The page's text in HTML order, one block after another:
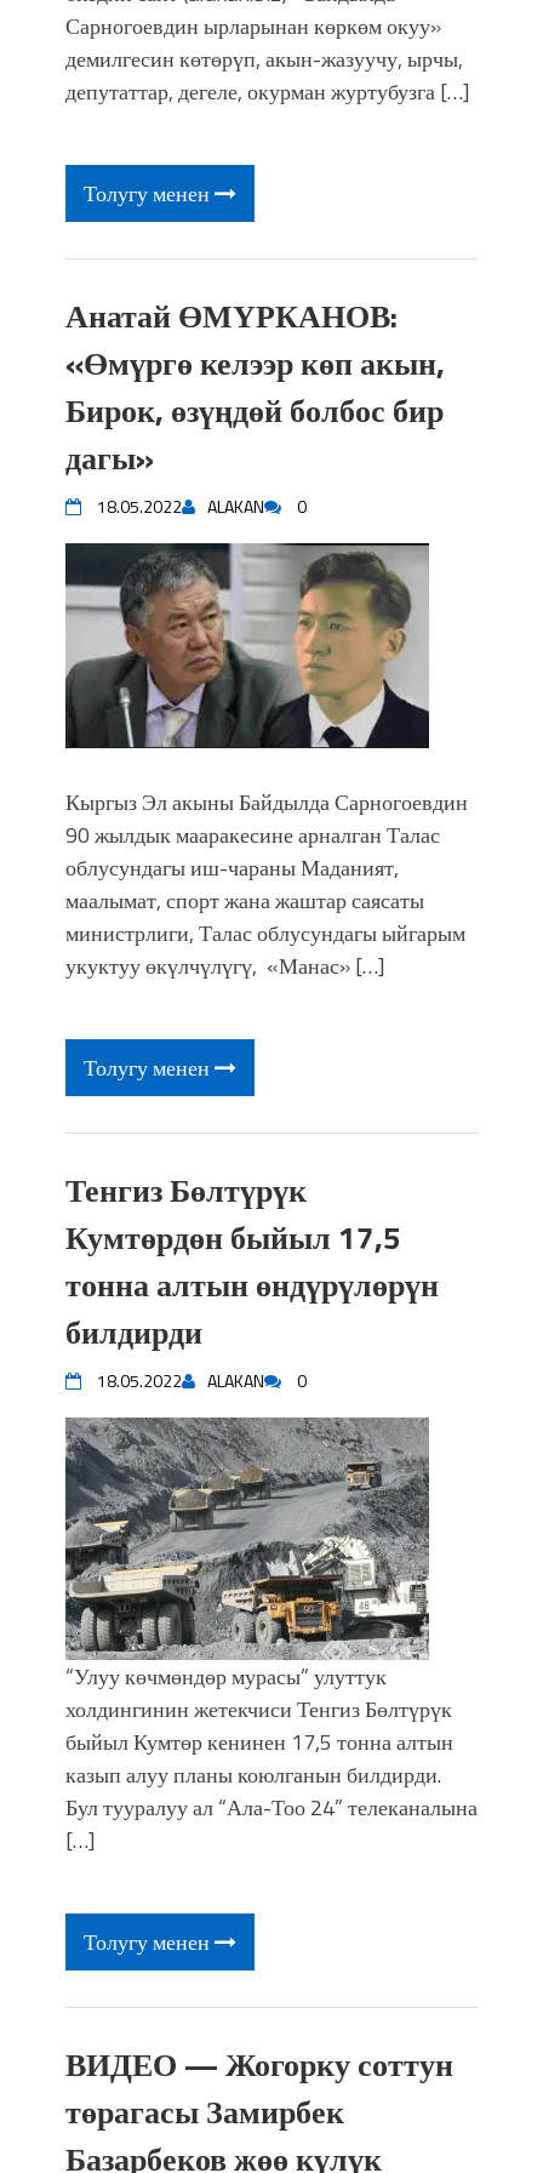
собрал более 20 тысяч гостей
Сарногоевдин ырларынан көркөм окуу»
демилгесин көтөрүп, акын-жазуучу, ырчы,
депутаттар, дегеле, окурман журтубузга […]
Толугу менен
Анатай ӨМҮРКАНОВ:
«Өмүргө келээр көп акын,
Бирок, өзүңдөй болбос бир
дагы»
18.05.2022 ALAKAN 0
Кыргыз Эл акыны Байдылда Сарногоевдин
90 жылдык мааракесине арналган Талас
облусундагы иш-чараны Маданият,
маалымат, спорт жана жаштар саясаты
министрлиги, Талас облусундагы ыйгарым
укуктуу өкүлчүлүгү, «Манас» […]
Толугу менен
Тенгиз Бөлтүрүк
Кумтөрдөн быйыл 17,5
тонна алтын өндүрүлөрүн
билдирди
18.05.2022 ALAKAN 0
“Улуу көчмөндөр мурасы” улуттук
холдингинин жетекчиси Тенгиз Бөлтүрүк
быйыл Кумтөр кенинен 17,5 тонна алтын
казып алуу планы коюлганын билдирди.
Бул тууралуу ал “Ала-Тоо 24” телеканалына
[…]
Толугу менен
ВИДЕО — Жогорку соттун
төрагасы Замирбек
Базарбеков жөө күлүк